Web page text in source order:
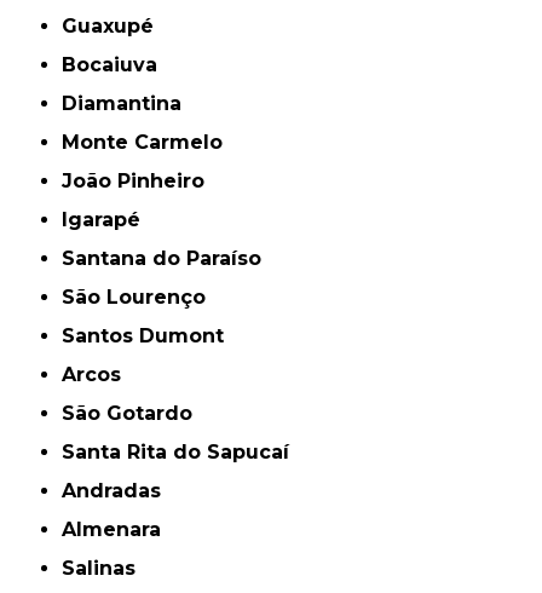
Guaxupé
Bocaiuva
Diamantina
Monte Carmelo
João Pinheiro
Igarapé
Santana do Paraíso
São Lourenço
Santos Dumont
Arcos
São Gotardo
Santa Rita do Sapucaí
Andradas
Almenara
Salinas